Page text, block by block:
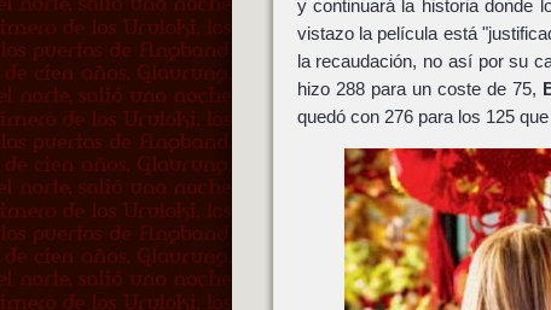
y continuará la historia donde
vistazo la película está
la recaudación, no así por su
hizo 288 para un coste de 75,
quedó con 276 para los 125